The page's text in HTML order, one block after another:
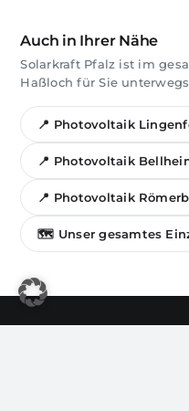
Auch in Ihrer Nähe
Solarkraft Pfalz ist im
Haßloch für Sie
📍 Photovoltaik
📍 Photovoltaik
📍 Photovoltaik
🗺️ Unser gesamtes